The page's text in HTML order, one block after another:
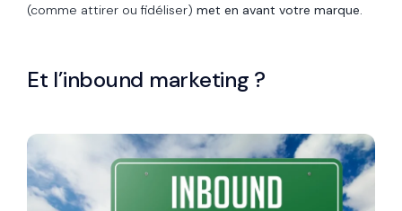
(comme attirer ou fidéliser) met en avant votre marque.
Et l’inbound marketing ?